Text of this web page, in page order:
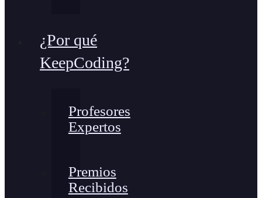
¿Por qué
KeepCoding?
Profesores
Expertos
Premios
Recibidos